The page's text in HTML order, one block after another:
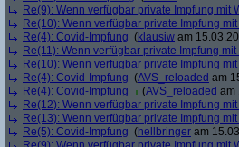
Re(9): Wenn verfügbar private Impfung mit
Re(10): Wenn verfügbar private Impfung
Re(4): Covid-Impfung (klausiw am
Re(11): Wenn verfügbar private Impfung
Re(10): Wenn verfügbar private Impfung
Re(4): Covid-Impfung (AVS_reloaded am
Re(4): Covid-Impfung
(AVS_reloaded am
Re(12): Wenn verfügbar private Impfung
Re(13): Wenn verfügbar private Impfung
Re(5): Covid-Impfung (hellbringer am